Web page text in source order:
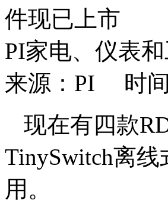
件现已上市
PI家电、仪表
来源：PI 时间
现在有四款
TinySwitch离
用。